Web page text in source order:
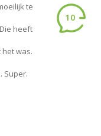
te
heeft
was.
Super.
10